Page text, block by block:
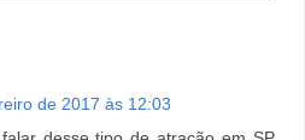
de 2017 às 12:03